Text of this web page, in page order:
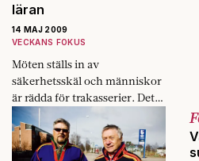
läran
14 MAJ 2009
VECKANS FOKUS
Möten ställs in av
säkerhetsskäl och människor
är rädda för trakasserier. Det
handlar om fett.